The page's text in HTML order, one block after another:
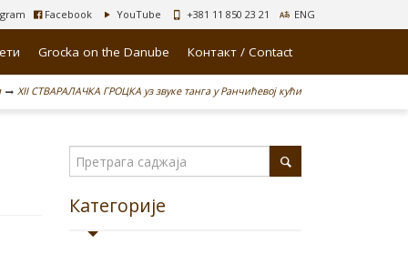
Facebook YouTube +381 11 850 23 21 ENG
Grocka on the Danube Контакт / Contact
XII СТВАРАЛАЧКА ГРОЦКА уз звуке танга у Ранчићевој кући
Категорије